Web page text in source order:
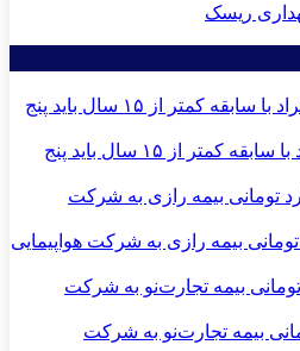
ریسک
قانون جدید بازنشستگی؛ افراد با سابقه کمتر از ۱۵ سال باید پنج
۵۰۰ میلیارد تومانی بیمه رازی به شرکت هواپیمایی
میلیارد تومانی بیمه تجارت‌نو به شرکت